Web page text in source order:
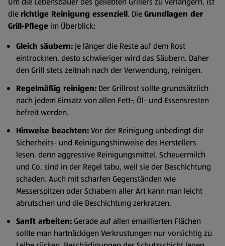
die richtige Reinigung essenziell. DieGrundlagen der
Grill-Pflege im Überblick:
Gleich säubern:Je länger die Reste auf dem Rost
eintrocknen, desto schwieriger wird das Säubern. Daher
den Grill stets zeitnah nach der Verwendung, reinigen.
Regelmäßig reinigen: Der Grillrost sollte grundsätzlich
nach jedem Einsatz von allen Fett-, Öl- und Essensresten
befreit werden.
Hinweise beachten:Vor der Reinigung unbedingt die
Sicherheits- und Reinigungshinweise des Herstellers
lesen, denn aggressive Reinigungsmittel, Scheuermilch
und Co. sind in der Regel tabu, weil sie der Beschichtung
schaden. Auch mit scharfen Gegenständen wie
Messerspitzen oder Schabern aller Art kann man leicht
abrutschen und die Beschichtung zerkratzen.
Sanft arbeiten: Gerade auf allen emaillierten Flächen
sollte man hartnäckigen Verkrustungen nur vorsichtig zu